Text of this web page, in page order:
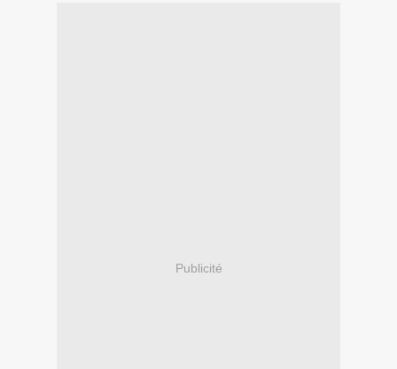
Publicité